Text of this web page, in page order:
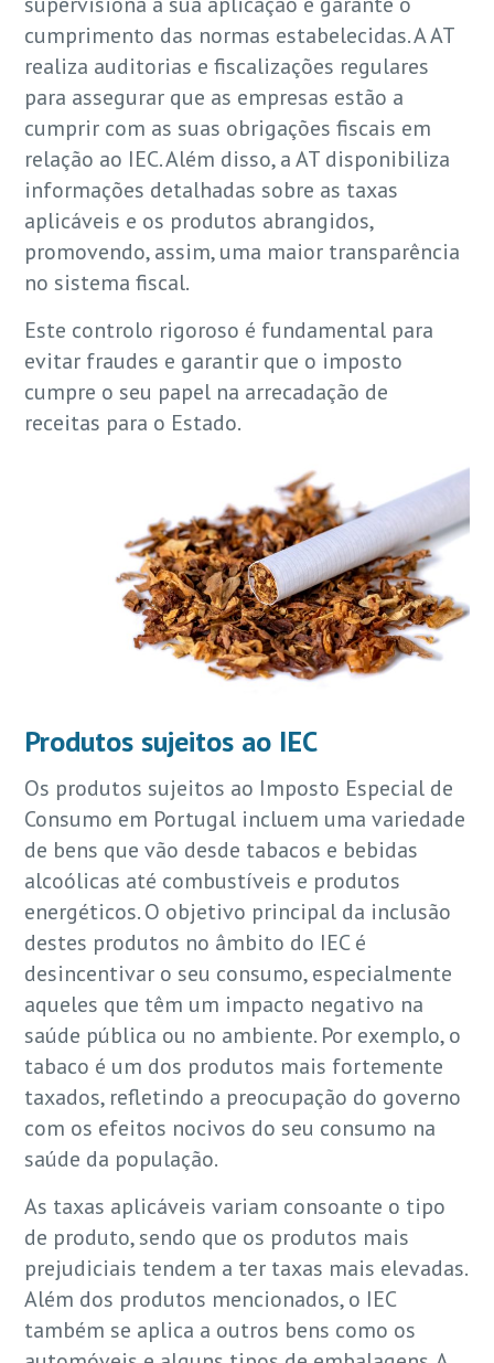
cumprimento das normas estabelecidas. A AT
realiza auditorias e fiscalizações regulares
para assegurar que as empresas estão a
cumprir com as suas obrigações fiscais em
relação ao IEC. Além disso, a AT disponibiliza
informações detalhadas sobre as taxas
aplicáveis e os produtos abrangidos,
promovendo, assim, uma maior transparência
no sistema fiscal.
Este controlo rigoroso é fundamental para
evitar fraudes e garantir que o imposto
cumpre o seu papel na arrecadação de
receitas para o Estado.
Produtos sujeitos ao IEC
Os produtos sujeitos ao Imposto Especial de
Consumo em Portugal incluem uma variedade
de bens que vão desde tabacos e bebidas
alcoólicas até combustíveis e produtos
energéticos. O objetivo principal da inclusão
destes produtos no âmbito do IEC é
desincentivar o seu consumo, especialmente
aqueles que têm um impacto negativo na
saúde pública ou no ambiente. Por exemplo, o
tabaco é um dos produtos mais fortemente
taxados, refletindo a preocupação do governo
com os efeitos nocivos do seu consumo na
saúde da população.
As taxas aplicáveis variam consoante o tipo
de produto, sendo que os produtos mais
prejudiciais tendem a ter taxas mais elevadas.
Além dos produtos mencionados, o IEC
também se aplica a outros bens como os